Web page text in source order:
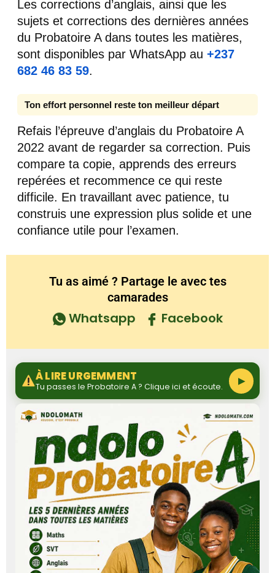
Les corrections d’anglais, ainsi que les
sujets et corrections des dernières années
du Probatoire A dans toutes les matières,
sont disponibles par WhatsApp au +237
682 46 83 59.
Ton effort personnel reste ton meilleur départ
Refais l’épreuve d’anglais du Probatoire A
2022 avant de regarder sa correction. Puis
compare ta copie, apprends des erreurs
repérées et recommence ce qui reste
difficile. En travaillant avec patience, tu
construis une expression plus solide et une
confiance utile pour l’examen.
Tu as aimé ? Partage le avec tes
camarades
Whatsapp Facebook
À LIRE URGEMMENT
Tu passes le Probatoire A ? Clique ici et écoute. ▶